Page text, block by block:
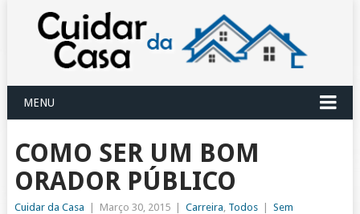
MENU
COMO SER UM BOM
ORADOR PÚBLICO
Cuidar da Casa Março 30, 2015 Carreira Todos
Sem